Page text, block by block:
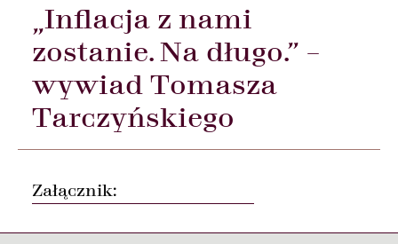
„Inflacja z nami
zostanie. Na długo.” –
wywiad Tomasza
Tarczyńskiego
Załącznik: